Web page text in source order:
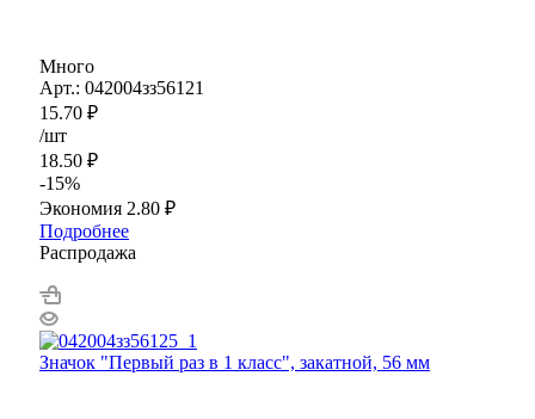
Много
Арт.: 042004зз56121
15.70 ₽
/шт
18.50 ₽
-15%
Экономия 2.80 ₽
Подробнее
Распродажа
Значок "Первый раз в 1 класс", закатной, 56 мм